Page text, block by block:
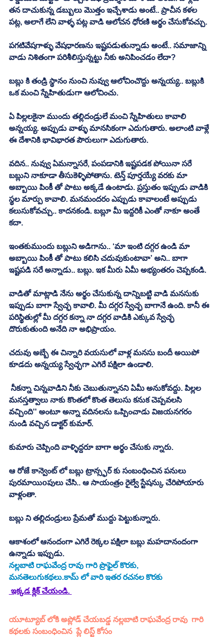
తన దాచుకున్న డబ్బులు మొత్తం ఇచ్చేశాడు అంటే.. ప్రాచీన కళల
పట్ల, అలాగే లేని వాళ్ళ పట్ల వాడి ఆలోచన ధోరణి అర్థం చేసుకోవచ్చు.
పగటివేషగాళ్ళు వేషధారణను ఇష్టపడుతున్నాడు అంటే.. సమాజాన్ని
వాడు నిశితంగా పరిశీలిస్తున్నట్టు నీకు అనిపించడం లేదా?
బబ్లు కి తండ్రి స్థానం నుంచి నువ్వు ఆలోచించొద్దు అన్నయ్య.. బబ్లుకి
ఒక మంచి స్నేహితుడుగా ఆలోచించు.
ఏ పిల్లలకైనా ముందు తల్లిదండ్రులే మంచి స్నేహితులు కావాలి
అన్నయ్య. అప్పుడు వాళ్ళు మానసికంగా ఎదుగుతారు. అలాంటి వాళ్లే
ఈ దేశానికి భావిభారత పౌరులుగా ఎదుగుతారు.
వదిన.. నువ్వు ఏమన్నాసరే, పంపడానికి ఇష్టపడక పోయినా సరే
బబ్లుని నాకూడా తీసుకెళ్ళిపోతాను. టెన్త్ పూర్తయ్యే వరకు మా
అబ్బాయి పింకీ తో పాటు అక్కడే ఉంటాడు. ప్రస్తుతం ఇప్పుడు వాడికి
స్థల మార్పు కావాలి. మనమందరం ఎప్పుడు కావాలంటే అప్పుడు
కలుసుకోవచ్చు.. కాదనకండి. బబ్లూ మీ ఇద్దరికీ ఎంతో నాకూ అంతే
కదా.
ఇంతకుముందు బబ్లుని అడిగాను.. ‘మా ఇంటి దగ్గర ఉండి మా
అబ్బాయి పింకీ తో పాటు కలిసి చదువుకుంటావా’ అని.. బాగా
ఇష్టపడి సరే అన్నాడు.. బబ్లు. ఇక మీరు ఏమీ అభ్యంతరం చెప్పకండి.
వాడితో మాట్లాడి నేను అర్థం చేసుకున్న దాన్నిబట్టి వాడి మనసుకు
ఇప్పుడు బాగా స్వేచ్ఛ కావాలి. మీ దగ్గర స్వేచ్ఛ బాగానే ఉంది. కానీ ఈ
పరిస్థితుల్లో మీ దగ్గర కన్నా నా దగ్గర వాడికి ఎక్కువ స్వేచ్ఛ
దొరుకుతుంది అనేది నా అభిప్రాయం.
చదువు అబ్బే ఈ చిన్నారి వయసులో వాళ్ల మనసు బందీ అయిపో
కూడదు అన్నయ్య స్వేచ్ఛగా ఎగిరే పక్షిలా ఉండాలి.
మనస్తత్వాలు నాకు కొంతలో కొంత తెలుసు కనుక చెప్పవలసి
వచ్చింది'' అంటూ అన్నా వదినలను ఒప్పించాడు విజయనగరం
నుండి వచ్చిన డాక్టర్ కుమార్.
కుమారు చెప్పింది వాళ్ళిద్దరూ బాగా అర్థం చేసుకు న్నారు.
ఆ రోజే కాన్వెంట్ లో బబ్లు ట్రాన్స్ఫర్ కు సంబంధించిన పనులు
పురమాయిoపులు చేసి.. ఆ సాయంత్రం రైల్వే స్టేషన్కు చేరిపోయారు
వాళ్లంతా.
బబ్లు ని తల్లిదండ్రులు ప్రేమతో ముద్దు పెట్టుకున్నారు.
ఆకాశంలో ఆనందంగా ఎగిరే రెక్కల పక్షిలా బబ్లు మహదానందంగా
ఉన్నాడు ఇప్పుడు.
నల్లబాటి రాఘవేంద్ర రావు గారి ప్రొఫైల్ కొరకు,
మనతెలుగుకథలు.కామ్ లో వారి ఇతర రచనల కొరకు
ఇక్కడ క్లిక్ చేయండి.
యూట్యూబ్ లోకి అప్లోడ్ చేయబడ్డ నల్లబాటి రాఘవేంద్ర రావు  గారి
కథలకు సంబంధించిన  ప్లే లిస్ట్ కోసం